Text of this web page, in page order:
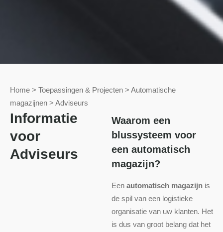
Home > Toepassingen & Projecten > Automatische
magazijnen > Adviseurs
Informatie
voor
Adviseurs
Waarom een
blussysteem voor
een automatisch
magazijn?
Een automatisch magazijn is
de spil van een logistieke
organisatie van uw klanten. Het
is dus van groot belang dat het